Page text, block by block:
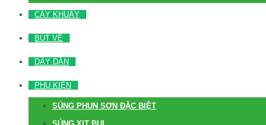
CÂY KHUẤY
BÚT VẼ
DÂY DẪN
PHỤ KIỆN
SÚNG PHUN SƠN ĐẶC BIỆT